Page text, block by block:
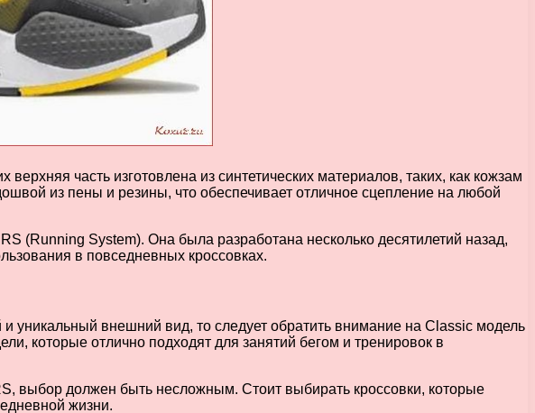
часть изготовлена из синтетических материалов, таких, как кожзам
из пены и резины, что обеспечивает отличное сцепление на любой
(Running System). Она была разработана несколько десятилетий назад,
в повседневных кроссовках.
уникальный внешний вид, то следует обратить внимание на Classic модель
которые отлично подходят для занятий бегом и тренировок в
выбор должен быть несложным. Стоит выбирать кроссовки, которые
жизни.